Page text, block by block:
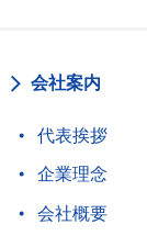
会社案内
代表挨拶
企業理念
会社概要